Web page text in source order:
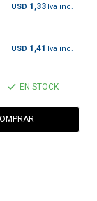
USD 1,33
USD 1,41
EN STOCK